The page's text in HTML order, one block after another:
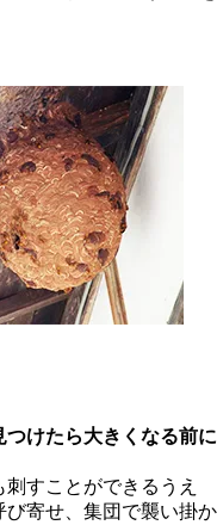
けたら大きくなる前に
すことができるうえ
寄せ、集団で襲い掛か